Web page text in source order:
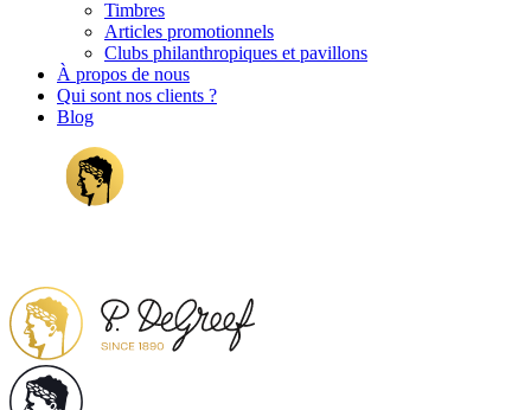
Timbres
Articles promotionnels
Clubs philanthropiques et pavillons
À propos de nous
Qui sont nos clients ?
Blog